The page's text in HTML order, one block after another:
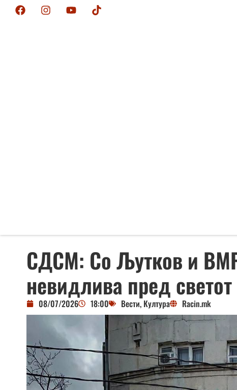
СДСМ: Со Љутков и
невидлива пред светот
08/07/2026 18:00 Вести, Култура Racin.mk